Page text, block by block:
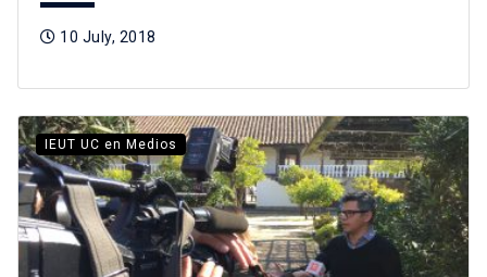
10 July, 2018
IEUT UC en Medios